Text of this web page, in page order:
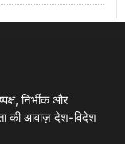
निर्भीक और
की आवाज़ देश-विदेश